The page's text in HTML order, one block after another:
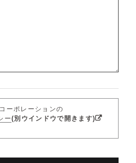
ーポレーションの
ー(別ウインドウで開きます)